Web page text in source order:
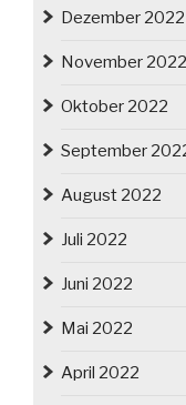
Dezember 2022
November 2022
Oktober 2022
September
August 2022
Juli 2022
Juni 2022
Mai 2022
April 2022